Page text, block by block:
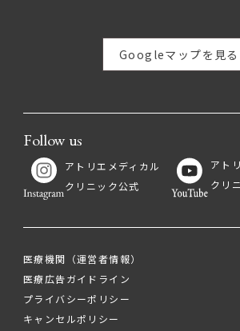
Googleマップを見る
医療機関（運営者情報）
医療広告ガイドライン
プライバシーポリシー
キャンセルポリシー
Follow us
アトリエメディカル
クリニック公式
アト
クリ